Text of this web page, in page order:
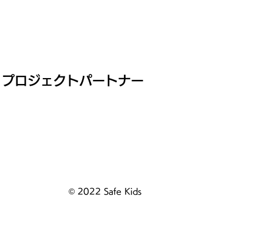
プロジェクトパートナー
© 2022 Safe Kids